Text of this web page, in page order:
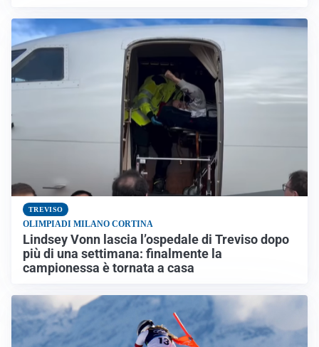
TREVISO
OLIMPIADI MILANO CORTINA
Lindsey Vonn lascia l’ospedale di Treviso dopo
più di una settimana: finalmente la
campionessa è tornata a casa